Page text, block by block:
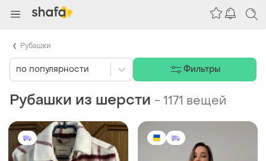
Рубашки из шерсти -1171 вещей
по популярности Фильтры
Рубашки